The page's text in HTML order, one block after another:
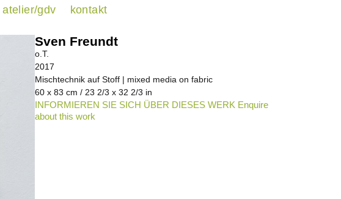
atelier/gdv kontakt
Sven Freundt
o.T.
2017
Mischtechnik auf Stoff | mixed media on fabric
60 x 83 cm / 23 2/3 x 32 2/3 in
INFORMIEREN SIE SICH ÜBER DIESES WERK Enquire
about this work